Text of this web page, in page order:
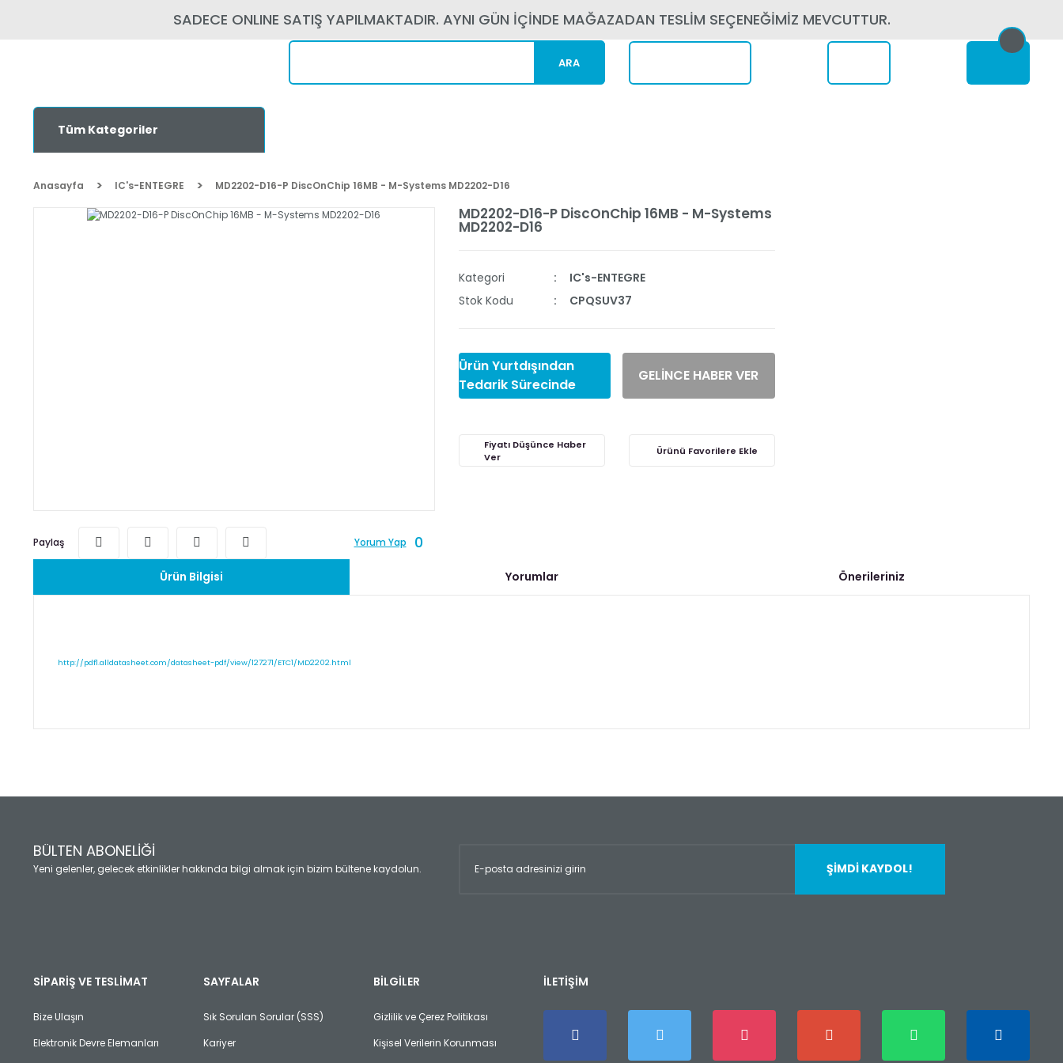
SADECE ONLINE SATIŞ YAPILMAKTADIR. AYNI GÜN İÇİNDE MAĞAZADAN TESLİM SEÇENEĞİMİZ MEVCUTTUR.
ARA
Tüm Kategoriler
Anasayfa IC's-ENTEGRE MD2202-D16-P DiscOnChip 16MB - M-Systems MD2202-D16
Paylaş Yorum Yap 0
MD2202-D16-P DiscOnChip 16MB - M-Systems
MD2202-D16
Kategori
IC's-ENTEGRE
Stok Kodu
CPQSUV37
Ürün Yurtdışından
Tedarik Sürecinde
GELİNCE HABER VER
Fiyatı Düşünce Haber
Ver
Ürün Bilgisi Yorumlar Önerileriniz
http://pdf1.alldatasheet.com/datasheet-pdf/view/127271/ETC1/MD2202.html
Yorum Yaz
Ürün açıklamasında eksik bilgiler bulunuyor.
Ürün fiyatı diğer sitelerden daha pahalı.
Bu ürüne benzer farklı alternatifler olmalı.
BÜLTEN ABONELİĞİ
Yeni gelenler, gelecek etkinlikler hakkında bilgi almak için bizim bültene kaydolun. ŞİMDİ KAYDOL!
SİPARİŞ VE TESLİMAT
Bize Ulaşın
Elektronik Devre Elemanları
SAYFALAR
Sık Sorulan Sorular (SSS)
Kariyer
BİLGİLER
Gizlilik ve Çerez Politikası
Kişisel Verilerin Korunması
İLETİŞİM